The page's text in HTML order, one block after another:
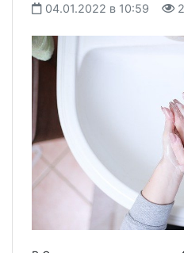
04.01.2022 в 10:59